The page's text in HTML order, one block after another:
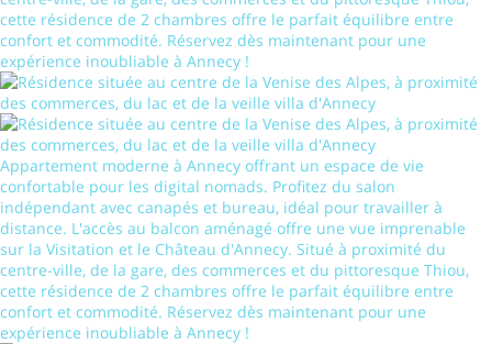
cette résidence de 2 chambres offre le parfait équilibre entre
confort et commodité. Réservez dès maintenant pour une
expérience inoubliable à Annecy !
Appartement moderne à Annecy offrant un espace de vie
confortable pour les digital nomads. Profitez du salon
indépendant avec canapés et bureau, idéal pour travailler à
distance. L'accès au balcon aménagé offre une vue imprenable
sur la Visitation et le Château d'Annecy. Situé à proximité du
centre-ville, de la gare, des commerces et du pittoresque Thiou,
cette résidence de 2 chambres offre le parfait équilibre entre
confort et commodité. Réservez dès maintenant pour une
expérience inoubliable à Annecy !